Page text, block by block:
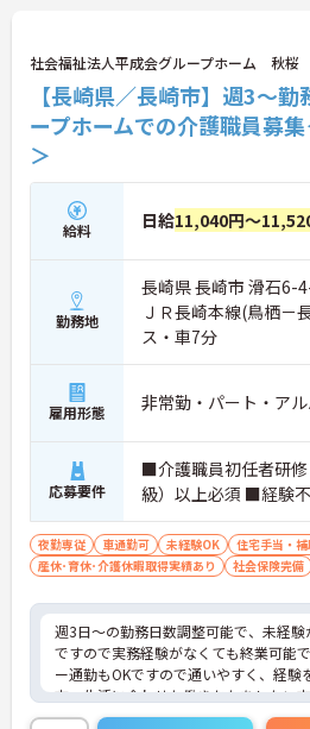
社会福祉法人平成会グループホーム 秋桜
【長崎県／長崎市】週3～
ープホームでの介護職員募
＞
給料 日給11,040円～
勤務地
長崎県 長崎市 滑石6-
ＪＲ長崎本線(鳥栖－
ス・車7分
雇用形態 非常勤・パート・ア
応募要件
■介護職員初任者研
級）以上必須 ■経験
夜勤専従 車通勤可 未経験OK
住宅手当・
産休･育休･介護休暇取得実績あり
社会保険完備
週3日～の勤務日数調整可能で、未経験
ですので実務経験がなくても終業可能
ー通勤もOKですので通いやすく、経験
方、生活に合わせた働きかたをしたい
の求人となっております。